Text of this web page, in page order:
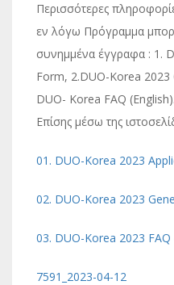
Περισσότερες
εν λόγω Πρόγραμμα
συνημμένα έγγραφα : 1.
Form, 2.DUO-Korea
DUO- Korea FAQ (English).
Επίσης μέσω της
01. DUO-Korea 2023
02. DUO-Korea 2023
03. DUO-Korea 2023 FAQ
7591_2023-04-12